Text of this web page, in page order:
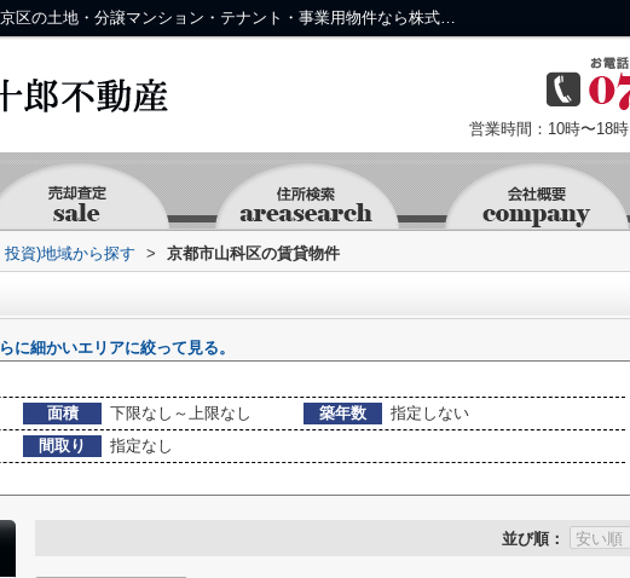
京都市山科区の物件一覧｜中京区・下京区の土地・分譲マンション・テナント・事業用物件なら株式会社 京 藤十郎不動産
営業時間：10時〜18時
投資)地域から探す > 京都市山科区の賃貸物件
に細かいエリアに絞って見る。
面積 下限なし～上限なし 築年数
指定しない
間取り
指定なし
並び順：